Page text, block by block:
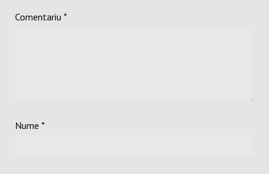
Comentariu *
Nume *